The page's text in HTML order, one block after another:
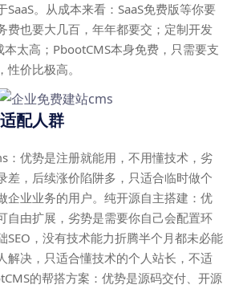
SaaS。从成本来看：SaaS免费版等你要
费也要大几百，年年都要交；定制开发
太高；PbootCMS本身免费，只需要支
价比极高。
配人群
：优势是注册就能用，不用懂技术，劣
差，后续涨价陷阱多，只适合临时做个
企业业务的用户。纯开源自主搭建：优
自由扩展，劣势是需要你自己会配置环
SEO，没有技术能力折腾半个月都未必能
解决，只适合懂技术的个人站长，不适
的帮搭方案：优势是源码交付、开源